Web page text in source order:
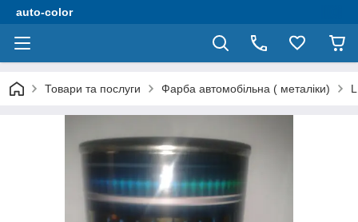
auto-color
Товари та послуги Фарба автомобільна ( металіки)